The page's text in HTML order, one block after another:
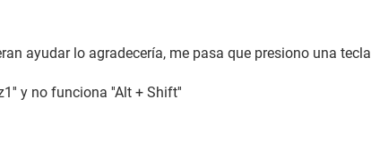
ayudar lo agradecería, me pasa que presiono una tecla
y no funciona ''Alt + Shift''